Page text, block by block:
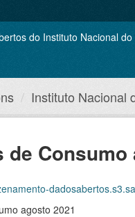
Instituto Nacional
de Consumo
dadosabertos.s3.sa-
agosto 2021